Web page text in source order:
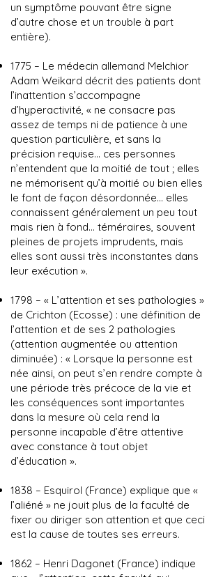
un symptôme pouvant être signe
d’autre chose et un trouble à part
entière).
1775 – Le médecin allemand Melchior
Adam Weikard décrit des patients dont
l’inattention s’accompagne
d’hyperactivité, « ne consacre pas
assez de temps ni de patience à une
question particulière, et sans la
précision requise... ces personnes
n’entendent que la moitié de tout ; elles
ne mémorisent qu’à moitié ou bien elles
le font de façon désordonnée... elles
connaissent généralement un peu tout
mais rien à fond... téméraires, souvent
pleines de projets imprudents, mais
elles sont aussi très inconstantes dans
leur exécution ».
1798 – « L’attention et ses pathologies »
de Crichton (Ecosse) : une définition de
l’attention et de ses 2 pathologies
(attention augmentée ou attention
diminuée) : « Lorsque la personne est
née ainsi, on peut s’en rendre compte à
une période très précoce de la vie et
les conséquences sont importantes
dans la mesure où cela rend la
personne incapable d’être attentive
avec constance à tout objet
d’éducation ».
1838 – Esquirol (France) explique que «
l’aliéné » ne jouit plus de la faculté de
fixer ou diriger son attention et que ceci
est la cause de toutes ses erreurs.
1862 – Henri Dagonet (France) indique